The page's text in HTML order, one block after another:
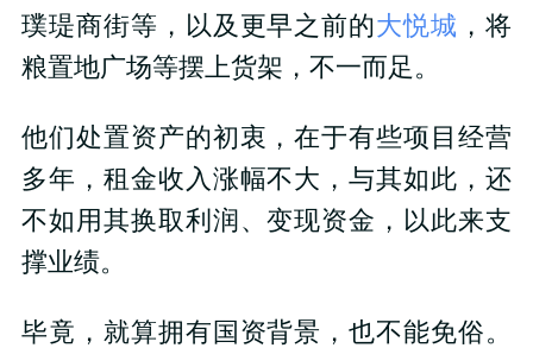
璞瑅商街等，以及更早之前的大悦城 ，将
粮置地广场等摆上货架，不一而足。
他们处置资产的初衷，在于有些项目经营
多年，租金收入涨幅不大，与其如此，还
不如用其换取利润、变现资金，以此来支
撑业绩。
毕竟，就算拥有国资背景，也不能免俗。